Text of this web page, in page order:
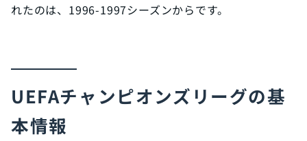
れたのは、1996-1997シーズンからです。
UEFAチャンピオンズリーグの基
本情報